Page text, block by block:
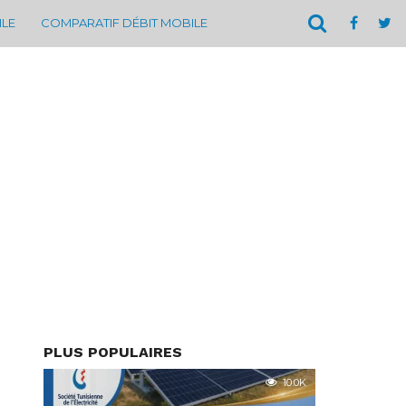
COMPARATIF DÉBIT MOBILE
PLUS POPULAIRES
10.0K